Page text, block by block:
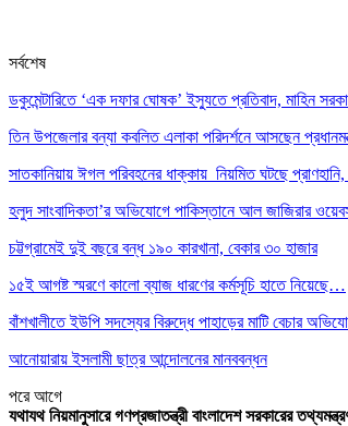
সর্বশেষ
ডকুমেন্টারিতে ‘এক দফার ঘোষক’ ইস্যুতে প্রতিবাদ, মাহিন
তিন উপজেলার বন্যা কবলিত এলাকা পরিদর্শনে আসছেন
সাতকানিয়ায় ঈগল পরিবহনের ধাক্কায় নিয়মিত ঘটছে
হলুদ সাংবাদিকতা’র অভিযোগে পাকিস্তানে আল জাজিরার
চট্টগ্রামেই দুই বছরে বন্ধ ১৯০ কারখানা, বেকার ৩০ হাজার
১৫ই আগষ্ট স্মরণে কালো ব্যাজ ধারণের কর্মসূচি হাতে নিয়েছে…
বাঁশখালীতে ইউপি সদস্যের বিরুদ্ধে পাহাড়ের মাটি বেচার
আনোয়ারায় ইসলামী ছাত্র আন্দোলনের মানববন্ধন
পরেআগে
যথাযথ নিয়মানুসারে গণপ্রজাতন্ত্রী বাংলাদেশ সরকারের